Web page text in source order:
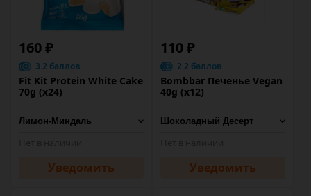
160 ₽
3.2 баллов
Fit Kit Protein White Cake
70g (x24)
Уведомить
110 ₽
2.2 баллов
Bombbar Печенье Vegan
40g (х12)
Уведомить